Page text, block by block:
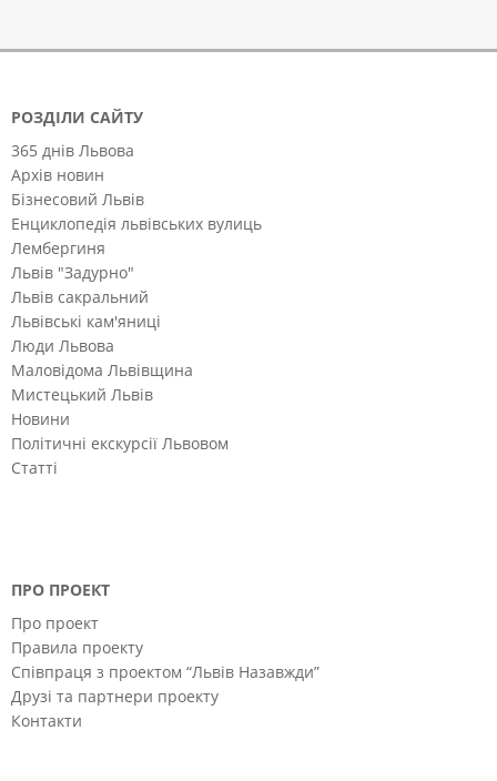
РОЗДІЛИ САЙТУ
365 днів Львова
Архів новин
Бізнесовий Львів
Енциклопедія львівських вулиць
Лембергиня
Львів "Задурно"
Львів сакральний
Львівські кам'яниці
Люди Львова
Маловідома Львівщина
Мистецький Львів
Новини
Політичні екскурсії Львовом
Статті
ПРО ПРОЕКТ
Про проект
Правила проекту
Співпраця з проектом “Львів Назавжди”
Друзі та партнери проекту
Контакти